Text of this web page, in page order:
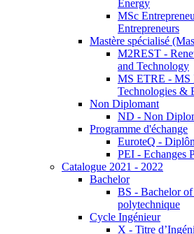
Energy
MSc
Entrepreneurs
Mastère spécialisé
M2REST -
and Technology
MS ETRE - MS
Technologies &
Non Diplomant
ND - Non
Programme d'échange
EuroteQ -
PEI - Echanges
Catalogue 2021 - 2022
Bachelor
BS - Bachelor
polytechnique
Cycle Ingénieur
X - Titre